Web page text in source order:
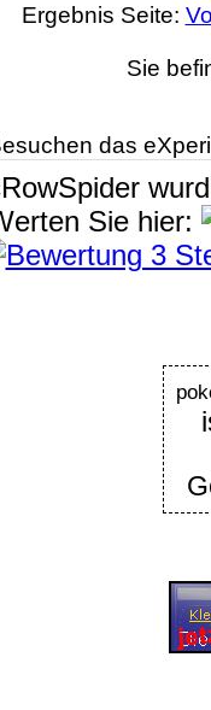
Ergebnis Seite:
Sie
das
Sie hier: